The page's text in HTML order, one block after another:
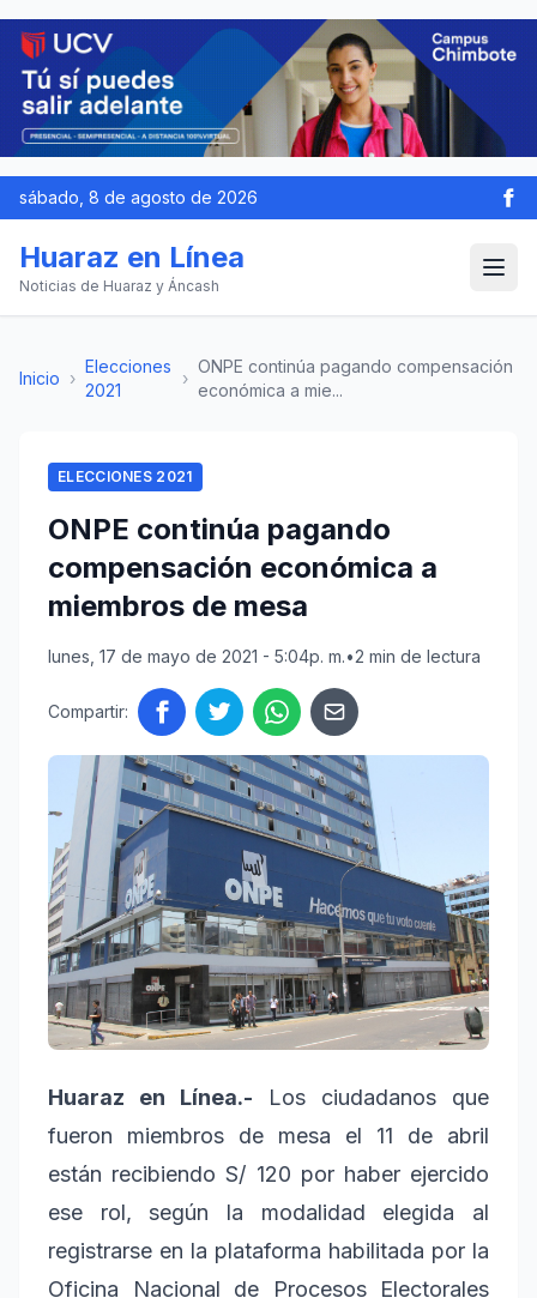
sábado, 8 de agosto de 2026
Huaraz en Línea
Noticias de Huaraz y Áncash
Inicio ›
Elecciones
2021
›
ONPE continúa pagando compensación
económica a mie...
ELECCIONES 2021
ONPE continúa pagando
compensación económica a
miembros de mesa
lunes, 17 de mayo de 2021 - 5:04p. m.•2 min de lectura
Compartir:
Huaraz en Línea.-
Los ciudadanos que
fueron miembros de mesa el 11 de abril
están recibiendo S/ 120 por haber ejercido
ese rol, según la modalidad elegida al
registrarse en la plataforma habilitada por la
Oficina Nacional de Procesos Electorales